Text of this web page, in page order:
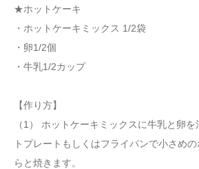
★ホットケーキ
・ホットケーキミックス 1/2袋
・卵1/2個
・牛乳1/2カップ
【作り方】
（1） ホットケーキミックスに牛乳と卵
トプレートもしくはフライパンで小さめ
らと焼きます。